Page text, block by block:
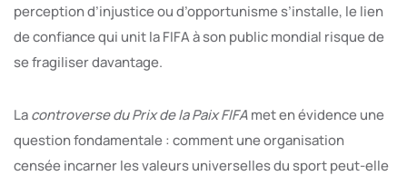
perception d’injustice ou d’opportunisme s’installe, le lien
de confiance qui unit la FIFA à son public mondial risque de
se fragiliser davantage.
Lacontroverse du Prix de la Paix FIFAmet en évidence une
question fondamentale : comment une organisation
censée incarner les valeurs universelles du sport peut-elle